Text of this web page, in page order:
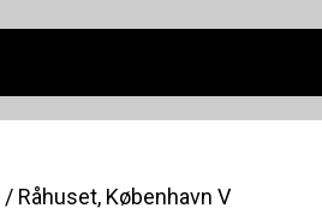
/ Råhuset, København V